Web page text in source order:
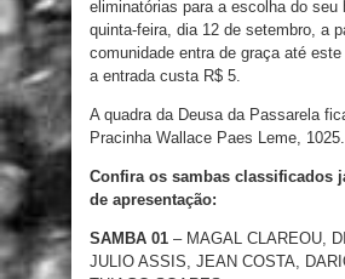
eliminatórias para a escolha do seu
quinta-feira, dia 12 de setembro, a
comunidade entra de graça até
a entrada custa R$ 5.
A quadra da Deusa da Passarela
Pracinha Wallace Paes Leme, 1025.
Confira os sambas classificados
de apresentação:
SAMBA 01 – MAGAL CLAREOU,
JULIO ASSIS, JEAN COSTA,